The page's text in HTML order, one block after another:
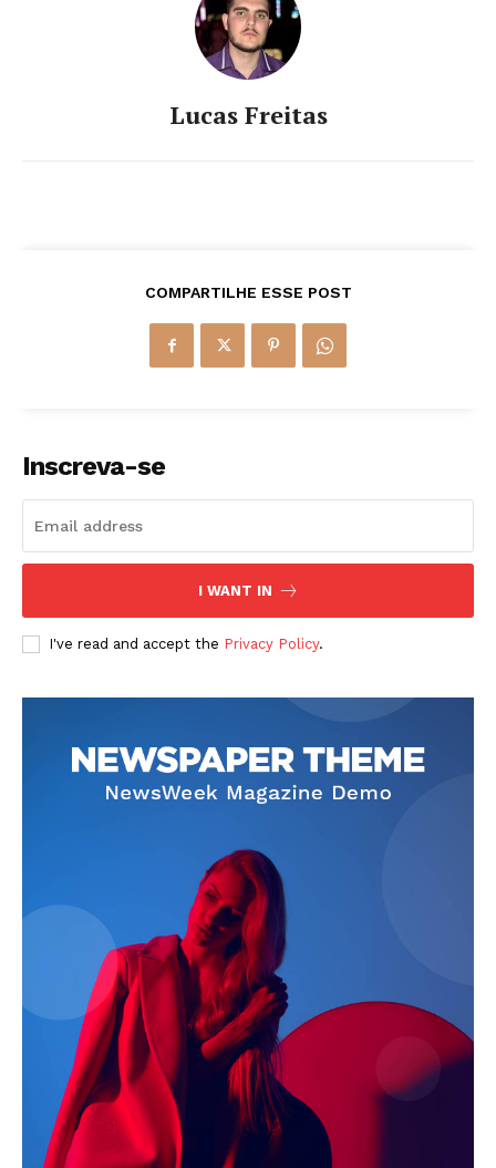
Lucas Freitas
COMPARTILHE ESSE POST
Inscreva-se
I WANT IN
I've read and accept the Privacy Policy.